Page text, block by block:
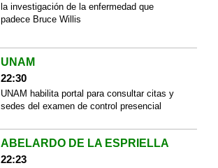
la investigación de la enfermedad que
padece Bruce Willis
UNAM
22:30
UNAM habilita portal para consultar citas y
sedes del examen de control presencial
ABELARDO DE LA ESPRIELLA
22:23